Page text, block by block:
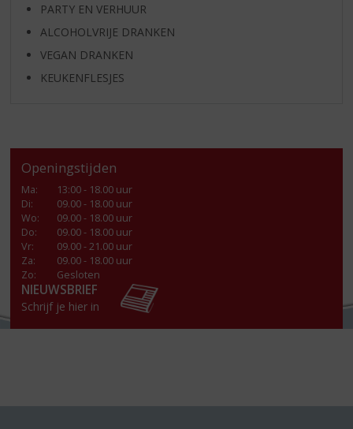
PARTY EN VERHUUR
ALCOHOLVRIJE DRANKEN
VEGAN DRANKEN
KEUKENFLESJES
Openingstijden
Ma:
13:00 - 18.00 uur
Di:
09.00 - 18.00 uur
Wo:
09.00 - 18.00 uur
Do:
09.00 - 18.00 uur
Vr:
09.00 - 21.00 uur
Za:
09.00 - 18.00 uur
Zo:
Gesloten
NIEUWSBRIEF
Schrijf je hier in